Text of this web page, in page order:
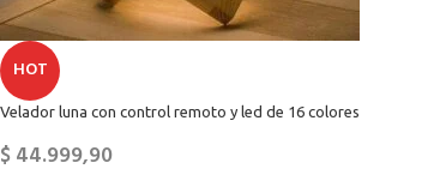
HOT
Velador luna con control remoto y led de 16 colores
$44.999,90